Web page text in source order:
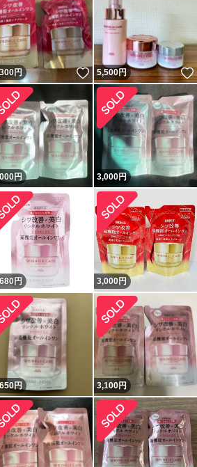
ね！
円 いいね！
5,500円
ね！
円 3,000円
円 3,000円
円 3,100円